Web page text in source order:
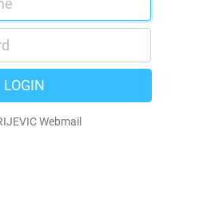
LOGIN
Webmail